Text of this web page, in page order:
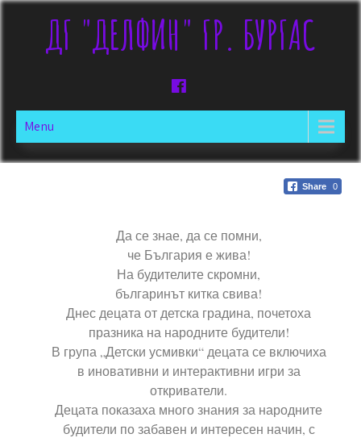
ДГ "ДЕЛФИН" ГР. БУРГАС
Menu
Share 0
Да се знае, да се помни,
че България е жива!
На будителите скромни,
българинът китка свива!
Днес децата от детска градина, почетоха
празника на народните будители!
В група „Детски усмивки“ децата се включиха
в иновативни и интерактивни игри за
откриватели.
Децата показаха много знания за народните
будители по забавен и интересен начин, с